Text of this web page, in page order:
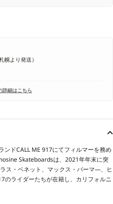
札幌より発送）
詳細はこちら
ンドCALL ME 917にてフィルマーを務め
Skateboardsは、2021年年末に突
ス・ベネット、マックス・パーマ―、ヒ
のライダーたちが在籍し、カリフォルニ